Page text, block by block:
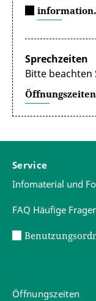
Sprechzeiten
Bitte beachten
Öffnungszeiten
Service
Infomaterial und
FAQ Häufige
Öffnungszeiten